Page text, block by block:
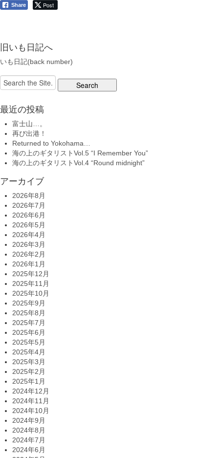
Share Post
旧いも日記へ
いも日記(back number)
Search
for:
最近の投稿
富士山…。
再び出港！
Returned to Yokohama…
海の上のギタリストVol.5 “I Remember You”
海の上のギタリストVol.4 “Round midnight”
アーカイブ
2026年8月
2026年7月
2026年6月
2026年5月
2026年4月
2026年3月
2026年2月
2026年1月
2025年12月
2025年11月
2025年10月
2025年9月
2025年8月
2025年7月
2025年6月
2025年5月
2025年4月
2025年3月
2025年2月
2025年1月
2024年12月
2024年11月
2024年10月
2024年9月
2024年8月
2024年7月
2024年6月